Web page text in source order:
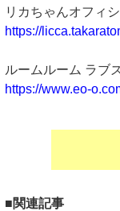
リカちゃんオフィ
https://
ルームルーム ラブ
https://www.eo-
■関連記事